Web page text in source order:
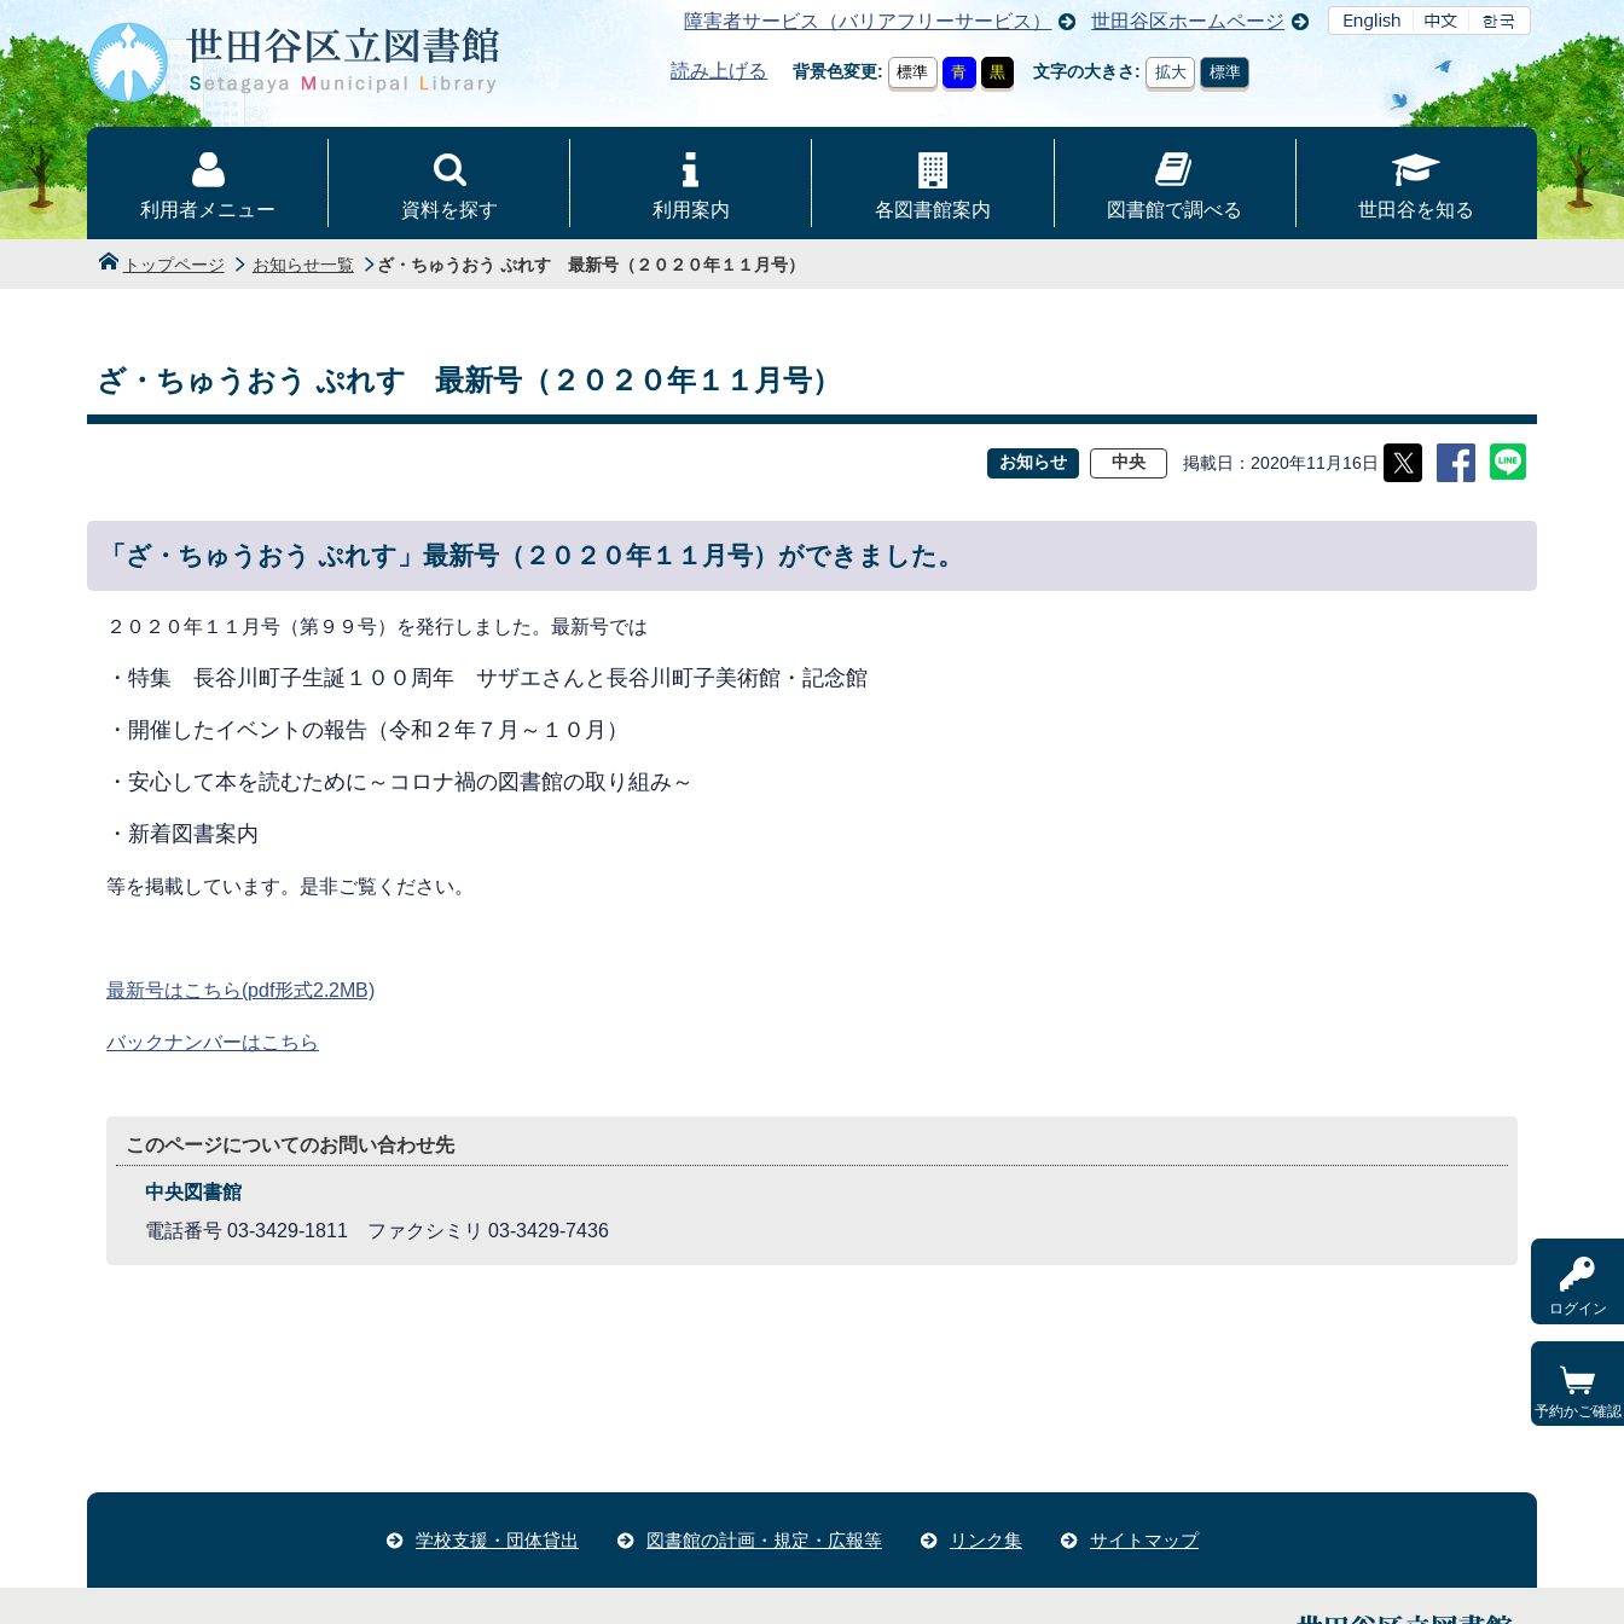
本文へ
障害者サービス（バリアフリーサービス） 世田谷区ホームページ
読み上げる 背景色変更 標準 青 黒 文字の大きさ 拡大 標準
ログイン
予約かご確認
利用者メニュー 資料を探す 利用案内 各図書館案内 図書館で調べる 世田谷を知る
トップページ お知らせ一覧 ざ・ちゅうおう ぷれす 最新号（２０２０年１１月号）
ざ・ちゅうおう ぷれす 最新号（２０２０年１１月号）
お知らせ 中央 掲載日 2020年11月16日
「ざ・ちゅうおう ぷれす」最新号（２０２０年１１月号）ができました。
２０２０年１１月号（第９９号）を発行しました。最新号では
・特集 長谷川町子生誕１００周年 サザエさんと長谷川町子美術館・記念館
・開催したイベントの報告（令和２ 年７月～１０月）
・安心して本を読むために～コロナ禍の図書館の取り組み～
・新着図書案内
等を掲載しています。是非ご覧ください。
最新号はこちら(pdf形式2.2MB)
バックナンバーはこちら
このページについてのお問い合わせ先
中央図書館
電話番号 03-3429-1811 ファクシミリ 03-3429-7436
学校支援・団体貸出 図書館の計画・規定・広報等 リンク集 サイトマップ